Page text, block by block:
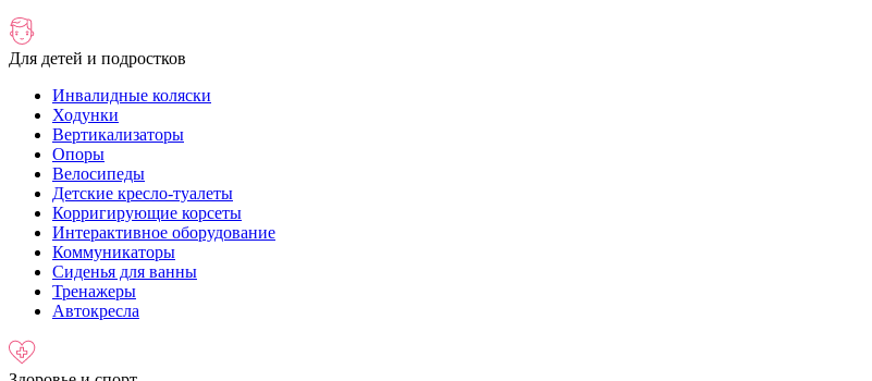
Для детей и подростков
Инвалидные коляски
Ходунки
Вертикализаторы
Опоры
Велосипеды
Детские кресло-туалеты
Корригирующие корсеты
Интерактивное оборудование
Коммуникаторы
Сиденья для ванны
Тренажеры
Автокресла